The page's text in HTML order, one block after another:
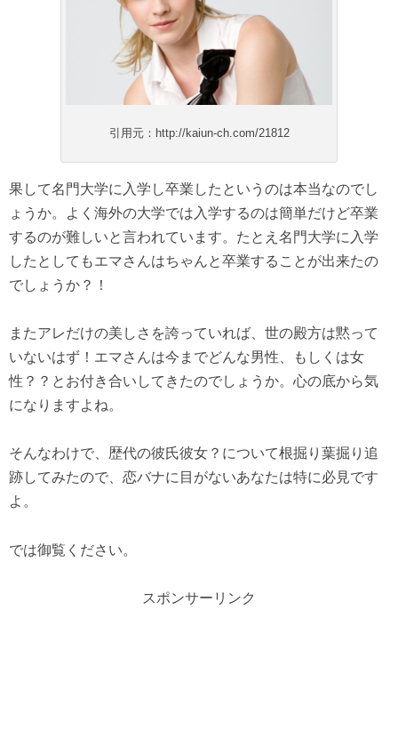
引用元：http://kaiun-ch.com/21812
果して名門大学に入学し卒業したというのは本当なのでし
ょうか。よく海外の大学では入学するのは簡単だけど卒業
するのが難しいと言われています。たとえ名門大学に入学
したとしてもエマさんはちゃんと卒業することが出来たの
でしょうか？！
またアレだけの美しさを誇っていれば、世の殿方は黙って
いないはず！エマさんは今までどんな男性、もしくは女
性？？とお付き合いしてきたのでしょうか。心の底から気
になりますよね。
そんなわけで、歴代の彼氏彼女？について根掘り葉掘り追
跡してみたので、恋バナに目がないあなたは特に必見です
よ。
では御覧ください。
スポンサーリンク